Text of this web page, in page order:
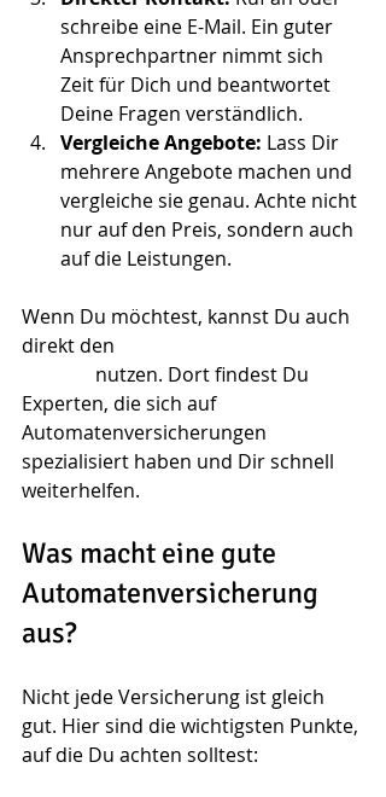
schreibe eine E-Mail. Ein guter
Ansprechpartner nimmt sich
Zeit für Dich und beantwortet
Deine Fragen verständlich.
Vergleiche Angebote: Lass Dir
mehrere Angebote machen und
vergleiche sie genau. Achte nicht
nur auf den Preis, sondern auch
auf die Leistungen.
Wenn Du möchtest, kannst Du auch
direkt den
nutzen. Dort findest Du
Experten, die sich auf
Automatenversicherungen
spezialisiert haben und Dir schnell
weiterhelfen.
Was macht eine gute
Automatenversicherung
aus?
Nicht jede Versicherung ist gleich
gut. Hier sind die wichtigsten Punkte,
auf die Du achten solltest: